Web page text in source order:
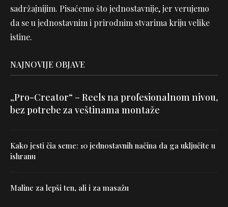
sadržajnijim. Pisaćemo što jednostavnije, jer verujemo
da se u jednostavnim i prirodnim stvarima kriju velike
istine.
NAJNOVIJE OBJAVE
„Pro-Creator“ – Reels na profesionalnom nivou,
bez potrebe za veštinama montaže
Kako jesti čia seme: 10 jednostavnih načina da ga uključite u
ishranu
Maline za lepši ten, ali i za masažu